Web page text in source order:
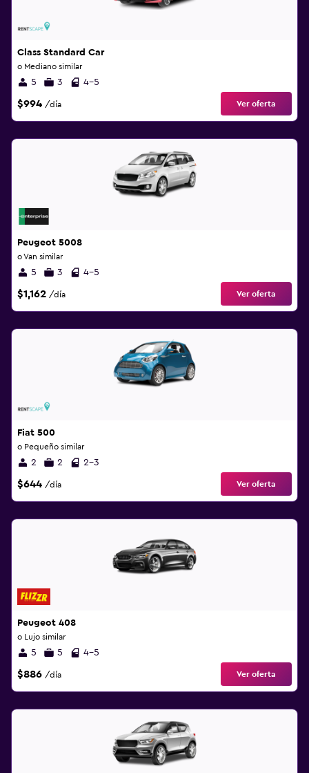
Class Standard Car
o Mediano similar
5 3 4-5
$994 /día Ver oferta
Peugeot 5008
o Van similar
5 3 4-5
$1,162 /día Ver oferta
Fiat 500
o Pequeño similar
2 2 2-3
$644 /día Ver oferta
Peugeot 408
o Lujo similar
5 5 4-5
$886 /día Ver oferta